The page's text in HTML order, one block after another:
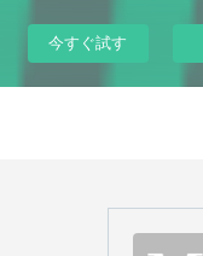
今すぐ試す